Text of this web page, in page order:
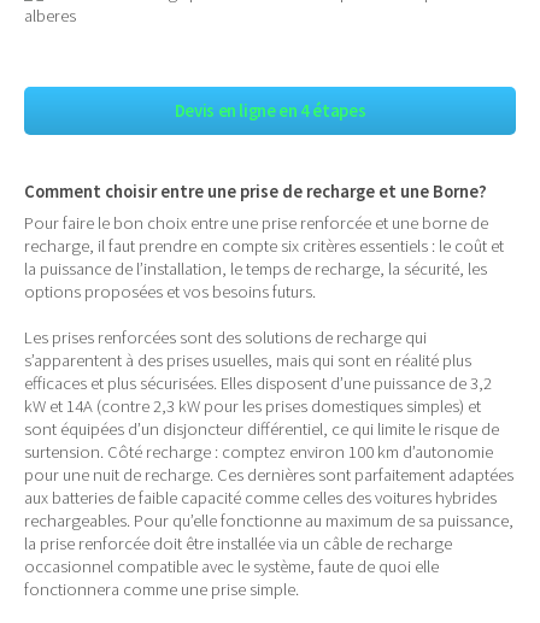
Devis en ligne en 4 étapes
Comment choisir entre une prise de recharge et une Borne?
Pour faire le bon choix entre une prise renforcée et une borne de
recharge, il faut prendre en compte six critères essentiels : le coût et
la puissance de l’installation, le temps de recharge, la sécurité, les
options proposées et vos besoins futurs.
Les prises renforcées sont des solutions de recharge qui
s’apparentent à des prises usuelles, mais qui sont en réalité plus
efficaces et plus sécurisées. Elles disposent d’une puissance de 3,2
kW et 14A (contre 2,3 kW pour les prises domestiques simples) et
sont équipées d’un disjoncteur différentiel, ce qui limite le risque de
surtension. Côté recharge : comptez environ 100 km d’autonomie
pour une nuit de recharge. Ces dernières sont parfaitement adaptées
aux batteries de faible capacité comme celles des voitures hybrides
rechargeables. Pour qu’elle fonctionne au maximum de sa puissance,
la prise renforcée doit être installée via un câble de recharge
occasionnel compatible avec le système, faute de quoi elle
fonctionnera comme une prise simple.